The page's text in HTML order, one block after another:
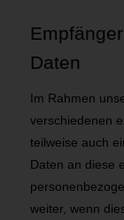
Daten
Im Rahmen
verschiedenen
teilweise auch
Daten an diese
weiter, wenn